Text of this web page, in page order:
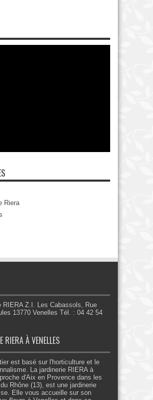
Riera
RIERA Z.I. Les Cabassols, Rue
13770 Venelles Tél. : 04 42 54
RIERA À VENELLES
est basé sur l'horticulture et le
La jardinerie RIERA à
d'Aix en Provence dans les
Rhône (13), est une jardinerie
Elle vous accueille sur son